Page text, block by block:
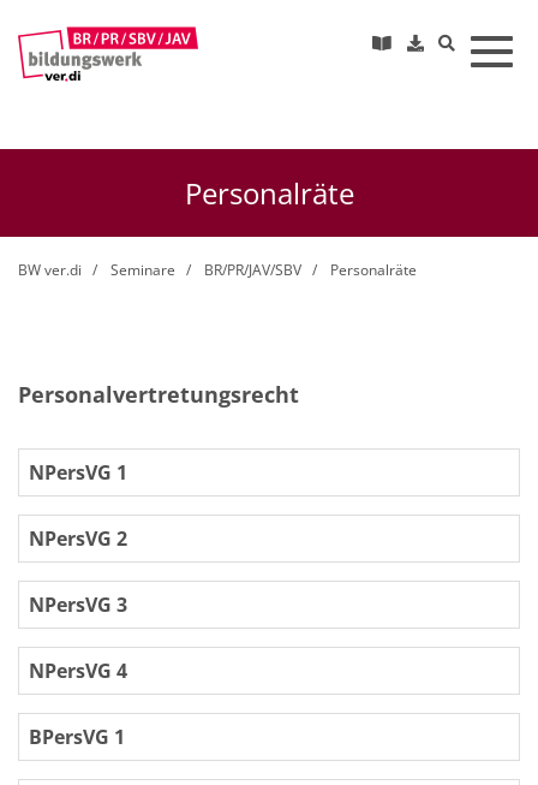
Personalräte
BW ver.di Seminare BR/PR/JAV/SBV Personalräte
Personalvertretungsrecht
NPersVG 1
NPersVG 2
NPersVG 3
NPersVG 4
BPersVG 1